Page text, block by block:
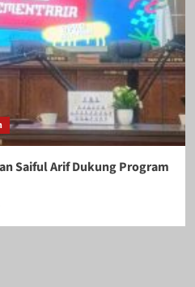
Saiful Arif Dukung Program